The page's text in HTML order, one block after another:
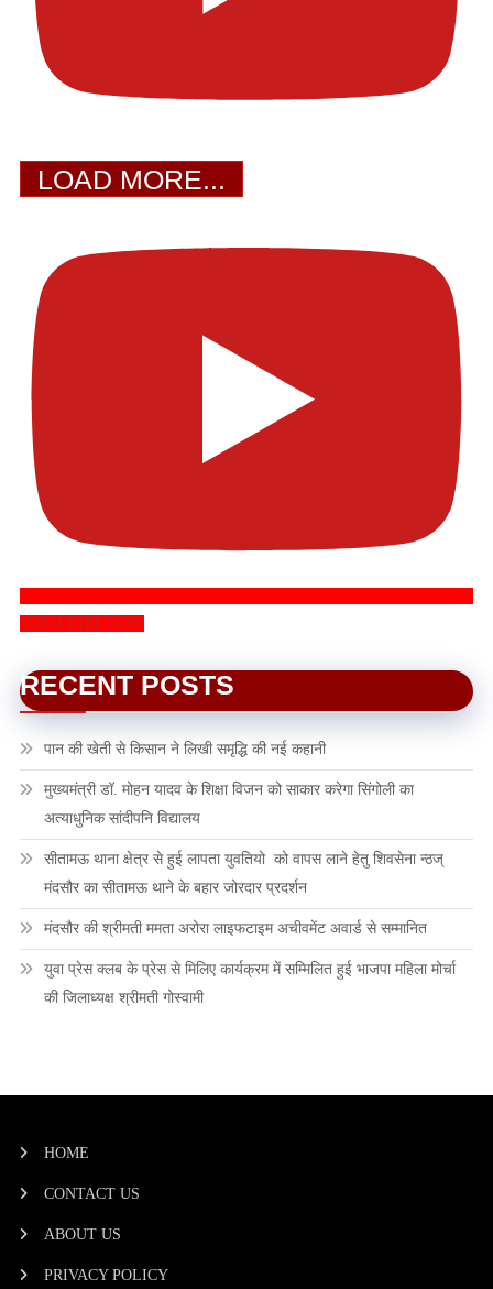
LOAD MORE...
SUBSCRIBE NOW
RECENT POSTS
पान की खेती से किसान ने लिखी समृद्धि की नई कहानी
मुख्यमंत्री डॉ. मोहन यादव के शिक्षा विजन को साकार करेगा सिंगोली का
अत्याधुनिक सांदीपनि विद्यालय
सीतामऊ थाना क्षेत्र से हुई लापता युवतियो को वापस लाने हेतु शिवसेना न्ठज्
मंदसौर का सीतामऊ थाने के बहार जोरदार प्रदर्शन
मंदसौर की श्रीमती ममता अरोरा लाइफटाइम अचीवमेंट अवार्ड से सम्मानित
युवा प्रेस क्लब के प्रेस से मिलिए कार्यक्रम में सम्मिलित हुई भाजपा महिला मोर्चा
की जिलाध्यक्ष श्रीमती गोस्वामी
HOME
CONTACT US
ABOUT US
PRIVACY POLICY